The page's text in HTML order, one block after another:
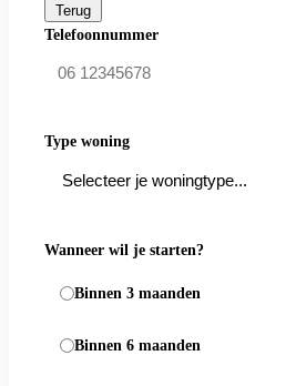
Terug
Telefoonnummer
Type woning
Wanneer wil je starten?
Binnen 3 maanden
Binnen 6 maanden